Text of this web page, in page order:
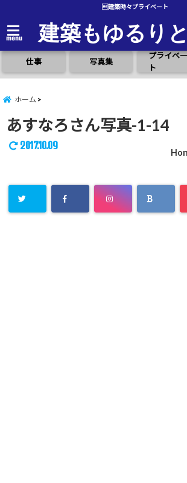
建築時々プライベート
menu 建築もゆるり
仕事 写真集
プライベ
ト
ホーム
あすなろさん写真-1-14
2017.10.09